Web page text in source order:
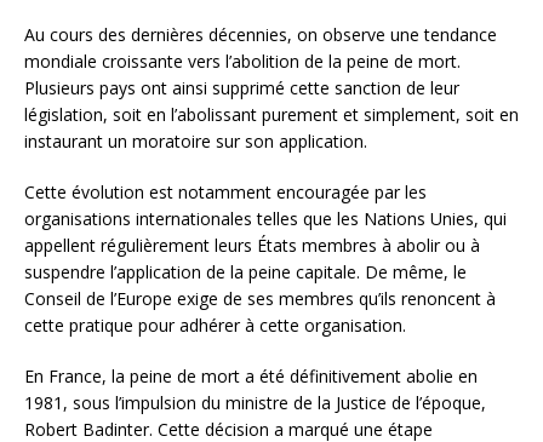
Au cours des dernières décennies, on observe une tendance
mondiale croissante vers l’abolition de la peine de mort.
Plusieurs pays ont ainsi supprimé cette sanction de leur
législation, soit en l’abolissant purement et simplement, soit en
instaurant un moratoire sur son application.
Cette évolution est notamment encouragée par les
organisations internationales telles que les Nations Unies, qui
appellent régulièrement leurs États membres à abolir ou à
suspendre l’application de la peine capitale. De même, le
Conseil de l’Europe exige de ses membres qu’ils renoncent à
cette pratique pour adhérer à cette organisation.
En France, la peine de mort a été définitivement abolie en
1981, sous l’impulsion du ministre de la Justice de l’époque,
Robert Badinter. Cette décision a marqué une étape